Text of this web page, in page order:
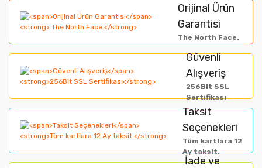
Yorum Yaz
formunu kullanarak tarafımıza iletebilirsiniz.
Görüş ve önerileriniz için teşekkür ederiz.
Ürün resmi kalitesiz, bozuk veya görüntülenemiyor.
Ürün açıklamasında eksik bilgiler bulunuyor.
Bu ürüne benzer farklı alternatifler olmalı.
Orijinal Ürün
Garantisi
The North Face.
Güvenli
Alışveriş
256Bit SSL
Sertifikası
Taksit
Seçenekleri
Tüm kartlara 12
Ay taksit.
İade ve